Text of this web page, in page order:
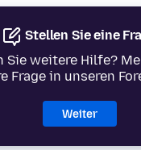
Stellen Sie eine
Sie weitere Hilfe?
Frage in unseren
Weiter